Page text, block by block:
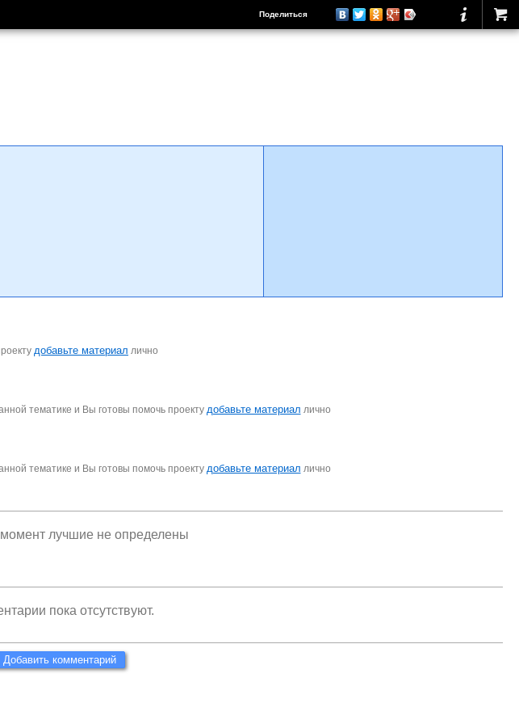
Поделиться
добавьте материал лично
тематике и Вы готовы помочь проекту добавьте материал лично
тематике и Вы готовы помочь проекту добавьте материал лично
лучшие не определены
пока отсутствуют.
Добавить комментарий